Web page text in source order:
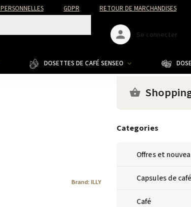
GDPR RETOUR DE MARCHANDISES
Se connecter
DOSETTES DE CAFÉ SENSEO
Categories
Offres et
Capsules de café
Café
Brand: ILLY